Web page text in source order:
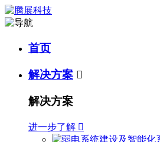
首页
解决方案 
解决方案
进一步了解 